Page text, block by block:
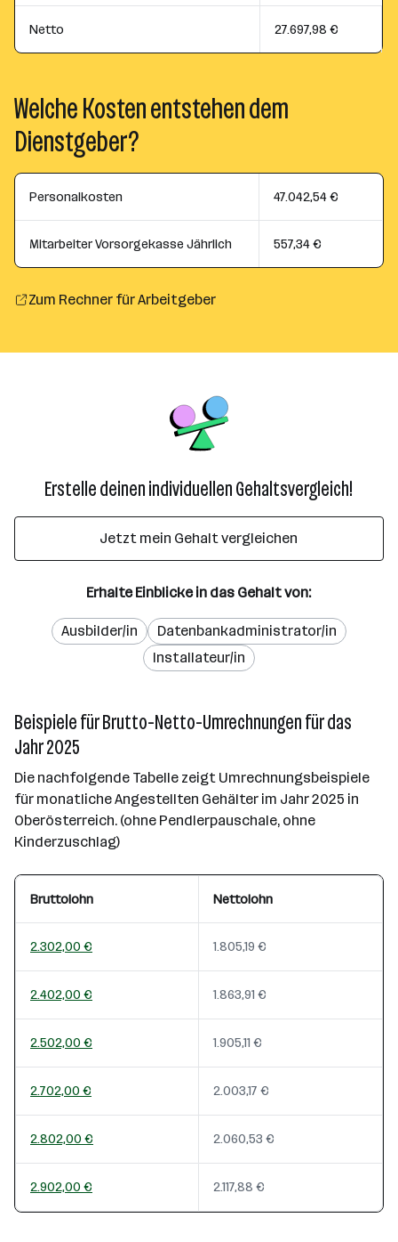
Netto 27.697,98 €
Welche Kosten entstehen dem
Dienstgeber?
Personalkosten 47.042,54 €
Mitarbeiter Vorsorgekasse Jährlich 557,34 €
Zum Rechner für Arbeitgeber
Erstelle deinen individuellen Gehaltsvergleich!
Jetzt mein Gehalt vergleichen
Erhalte Einblicke in das Gehalt von:
Ausbilder/in
Datenbankadministrator/in
Installateur/in
Beispiele für Brutto-Netto-Umrechnungen für das
Jahr 2025
Die nachfolgende Tabelle zeigt Umrechnungsbeispiele
für monatliche Angestellten Gehälter im Jahr 2025 in
Oberösterreich. (ohne Pendlerpauschale, ohne
Kinderzuschlag)
Bruttolohn Nettolohn
2.302,00 € 1.805,19 €
2.402,00 € 1.863,91 €
2.502,00 € 1.905,11 €
2.702,00 € 2.003,17 €
2.802,00 € 2.060,53 €
2.902,00 € 2.117,88 €